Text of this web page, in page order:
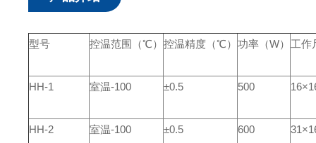
型号 控温范围（℃） 控温精度（℃） 功率（W） 工作
HH-1 室温-100 ±0.5 500
HH-2 室温-100 ±0.5 600